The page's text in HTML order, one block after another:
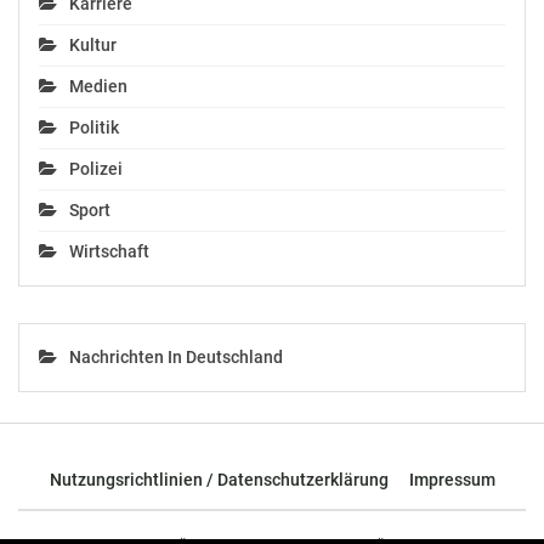
kronehit
Philipp König
Telefon: +43 1 600 6100 100
AUSSCHLIESSLICHER INHALTLICHER VERANTWORTUNG
DES AUSSENDERS. www.ots.at
© Copyright APA-OTS Originaltext-Service GmbH und
Gefällt mir:
Kultur
Medien
Politik
Polizei
Sport
Wirtschaft
Nachrichten In Deutschland
Nutzungsrichtlinien / Datenschutzerklärung Impressum